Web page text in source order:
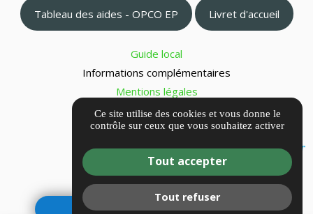
ACCÈS NET-YPAREO
Tableau des aides - OPCO EP Livret d'accueil
Guide local
Informations complémentaires
Mentions légales
Politique de confidentialité
Gestion des cookies
Ce site utilise des cookies et vous donne le
contrôle sur ceux que vous souhaitez activer
Tout accepter
Tout refuser